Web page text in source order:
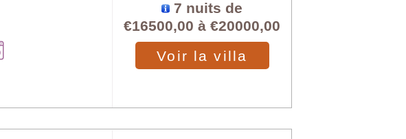
7 nuits de
€16500,00 à€20000,00
Voir la villa